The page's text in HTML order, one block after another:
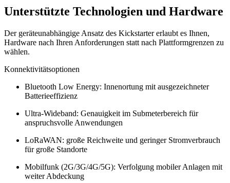
Unterstützte Technologien und Hardware
Der geräteunabhängige Ansatz des Kickstarter erlaubt es Ihnen,
Hardware nach Ihren Anforderungen statt nach Plattformgrenzen zu
wählen.
Konnektivitätsoptionen
Bluetooth Low Energy: Innenortung mit ausgezeichneter
Batterieeffizienz
Ultra-Wideband: Genauigkeit im Submeterbereich für
anspruchsvolle Anwendungen
LoRaWAN: große Reichweite und geringer Stromverbrauch
für große Standorte
Mobilfunk (2G/3G/4G/5G): Verfolgung mobiler Anlagen mit
weiter Abdeckung